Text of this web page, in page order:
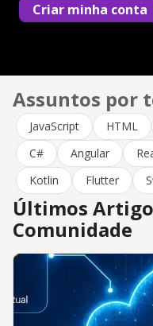
Criar minha conta
Últimos
Comunidade
Assuntos por
JavaScript HTML
C#
Angular
Kotlin
Flutter